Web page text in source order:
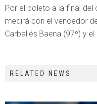
Por el boleto a la final del
medirá con el vencedor
Carballés Baena (97º) y
RELATED NEWS